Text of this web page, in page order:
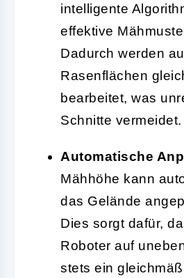
intelligente
effektive
Dadurch werden
Rasenflächen
bearbeitet, was
Schnitte vermeidet.
Automatische
Mähhöhe kann
das Gelände
Dies sorgt dafür,
Roboter auf
stets ein